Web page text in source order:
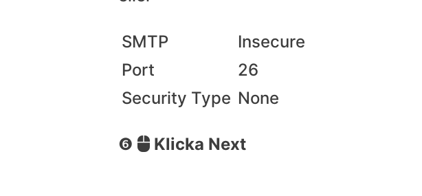
SMTP
Insecure
Port
26
Security Type None
❻ Klicka Next